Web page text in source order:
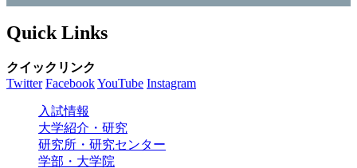
Quick Links
クイックリンク
Twitter FacebookYouTube Instagram
入試情報
大学紹介・研究
研究所・研究センター
学部・大学院